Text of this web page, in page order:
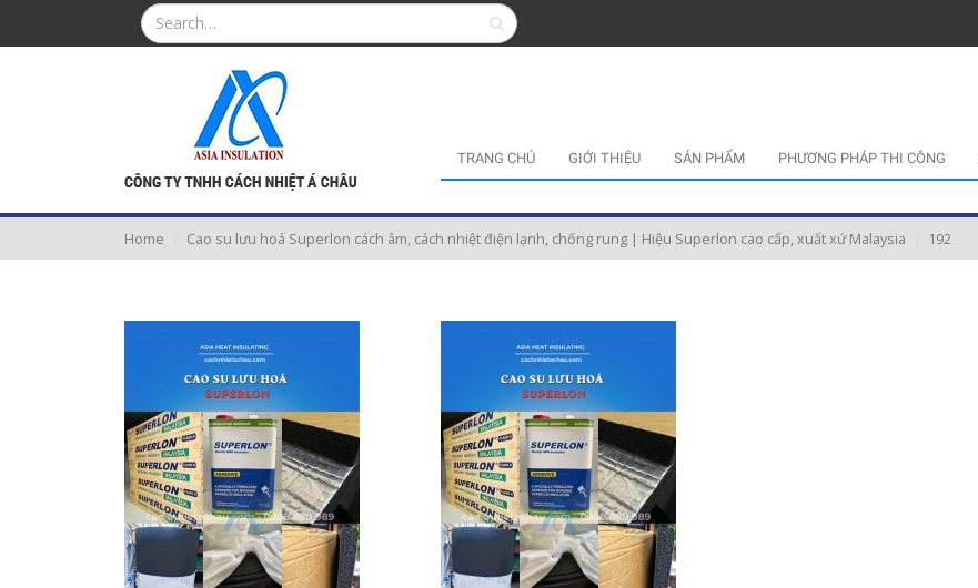
TRANG CHỦ GIỚI THIỆU SẢN PHẨM PHƯƠNG PHÁP THI CÔNG
Home Cao su lưu hoá Superlon cách âm, cách nhiệt điện lạnh, chống rung | Hiệu Superlon cao cấp, xuất xứ Malaysia 192